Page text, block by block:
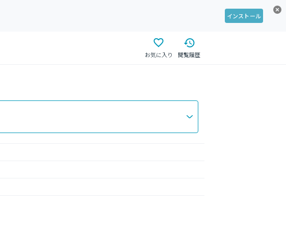
インストール
お気に入り 閲覧履歴